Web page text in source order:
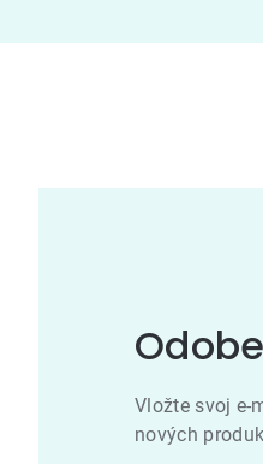
Vložte svoj e-
nových